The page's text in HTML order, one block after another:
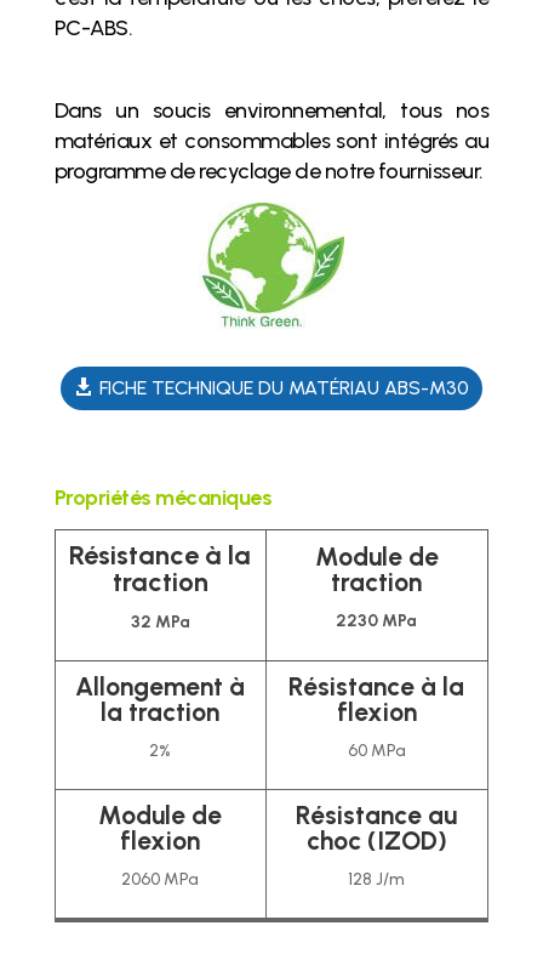
PC-ABS.
Dans un soucis environnemental, tous nos
matériaux et consommables sont intégrés au
programme de recyclage de notre fournisseur.
FICHE TECHNIQUE DU MATÉRIAU ABS-M30
Propriétés mécaniques
Résistance à la
traction
32 MPa
Module de
traction
2230 MPa
Allongement à
la traction
2%
Résistance à la
flexion
60 MPa
Module de
flexion
2060 MPa
Résistance au
choc (IZOD)
128 J/m